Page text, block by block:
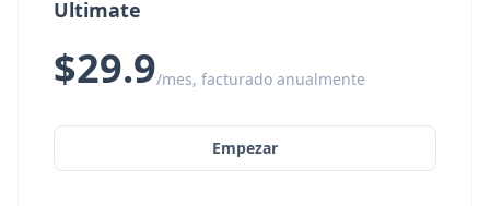
Ultimate
$29.9/mes, facturado anualmente
Empezar